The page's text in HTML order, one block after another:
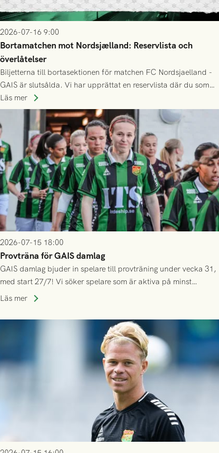
2026-07-16 9:00
Bortamatchen mot Nordsjælland: Reservlista och
överlåtelser
Biljetterna till bortasektionen för matchen FC Nordsjaelland -
GAIS är slutsålda. Vi har upprättat en reservlista där du som
ännu inte har någon biljett kan anmäla ditt intresse. Du kan
inte själv överlåta din biljett till någon annan.
Läs mer
2026-07-15 18:00
Provträna för GAIS damlag
GAIS damlag bjuder in spelare till provträning under vecka 31,
med start 27/7! Vi söker spelare som är aktiva på minst
division 3-nivå.
Läs mer